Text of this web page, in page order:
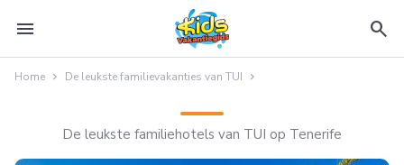
menu search
Home De leukste familievakanties van TUI
De leukste familiehotels van TUI op Tenerife